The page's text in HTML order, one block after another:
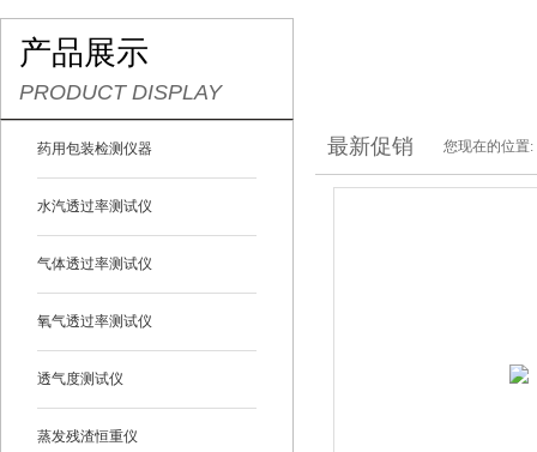
产品展示
PRODUCT DISPLAY
药用包装检测仪器
水汽透过率测试仪
气体透过率测试仪
氧气透过率测试仪
透气度测试仪
蒸发残渣恒重仪
最新促销 您现在的位置: